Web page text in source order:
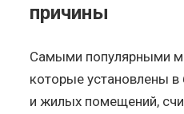
причины
Самыми популярными
которые установлены
и жилых помещений,